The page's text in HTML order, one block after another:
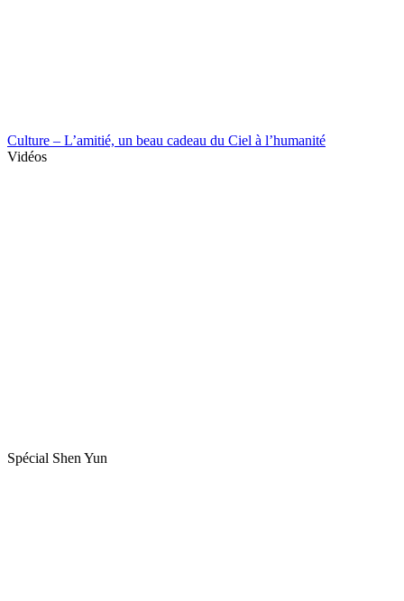
Culture – L’amitié, un beau cadeau du Ciel à l’humanité
Vidéos
Spécial Shen Yun